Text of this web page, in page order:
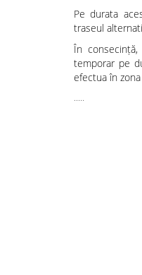
Pe durata
traseul
În
temporar pe
efectua în
.....